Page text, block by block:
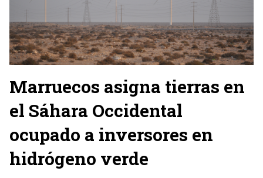
Marruecos asigna tierras en
el Sáhara Occidental
ocupado a inversores en
hidrógeno verde